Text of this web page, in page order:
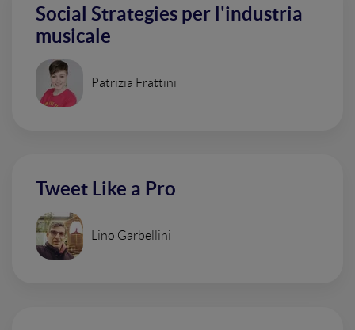
Social Strategies per l'industria
musicale
Patrizia Frattini
Tweet Like a Pro
Lino Garbellini